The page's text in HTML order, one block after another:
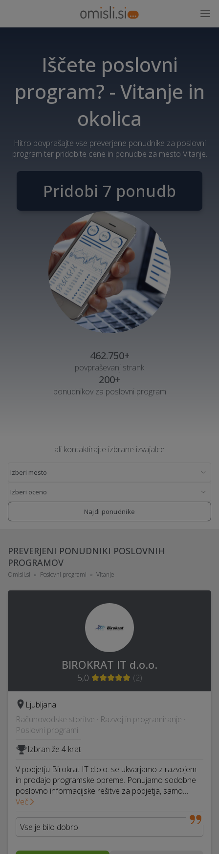
Iščete poslovni
program? - Vitanje in
okolica
Hitro povprašajte vse preverjene ponudnike za poslovni
program ter pridobite cene in ponudbe za mesto Vitanje.
Pridobi 7 ponudb
462.750+
povpraševanj strank
200+
ponudnikov za poslovni program
ali kontaktirajte izbrane izvajalce
Najdi ponudnike
PREVERJENI PONUDNIKI POSLOVNIH
PROGRAMOV
Omisli.si Poslovni programi Vitanje
BIROKRAT IT d.o.o.
5,0 (2)
Ljubljana
Računovodske storitve · Razvoj in programiranje ·
Poslovni programi
Izbran že 4 krat
V podjetju Birokrat IT d.o.o. se ukvarjamo z razvojem
in prodajo programske opreme. Ponujamo sodobne
poslovno informacijske rešitve za podjetja, samo…
Več
Vse je bilo dobro